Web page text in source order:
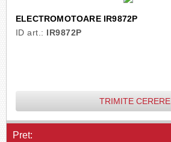
ELECTROMOTOARE IR9872P
ID art.: IR9872P
TRIMITE CERERE
Pret: